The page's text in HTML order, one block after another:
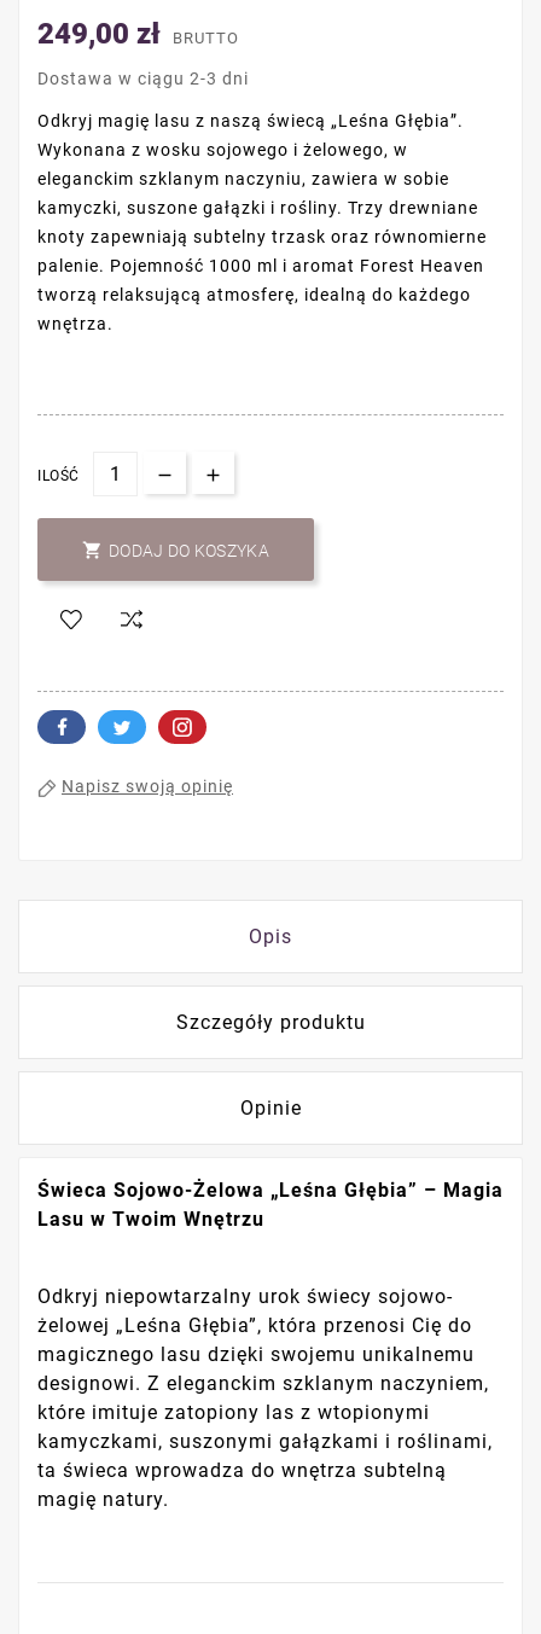
249,00 zł BRUTTO
Dostawa w ciągu 2-3 dni
Odkryj magię lasu z naszą świecą „Leśna Głębia”.
Wykonana z wosku sojowego i żelowego, w
eleganckim szklanym naczyniu, zawiera w sobie
kamyczki, suszone gałązki i rośliny. Trzy drewniane
knoty zapewniają subtelny trzask oraz równomierne
palenie. Pojemność 1000 ml i aromat Forest Heaven
tworzą relaksującą atmosferę, idealną do każdego
wnętrza.
ILOŚĆ
 DODAJ DO KOSZYKA
Napisz swoją opinię
Opis
Szczegóły produktu
Opinie
Świeca Sojowo-Żelowa „Leśna Głębia” – Magia
Lasu w Twoim Wnętrzu
Odkryj niepowtarzalny urok świecy sojowo-
żelowej „Leśna Głębia”, która przenosi Cię do
magicznego lasu dzięki swojemu unikalnemu
designowi. Z eleganckim szklanym naczyniem,
które imituje zatopiony las z wtopionymi
kamyczkami, suszonymi gałązkami i roślinami,
ta świeca wprowadza do wnętrza subtelną
magię natury.